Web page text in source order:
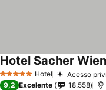
5 Estrelas Hotel Acesso
Hotel Sacher Wien
9,2 Excelente 18.558